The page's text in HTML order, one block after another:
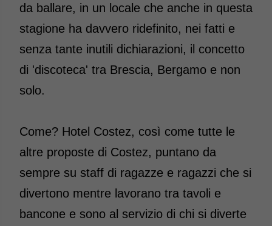
da ballare, in un locale che anche in questa
stagione ha davvero ridefinito, nei fatti e
senza tante inutili dichiarazioni, il concetto
di 'discoteca' tra Brescia, Bergamo e non
solo.
Come? Hotel Costez, così come tutte le
altre proposte di Costez, puntano da
sempre su staff di ragazze e ragazzi che si
divertono mentre lavorano tra tavoli e
bancone e sono al servizio di chi si diverte